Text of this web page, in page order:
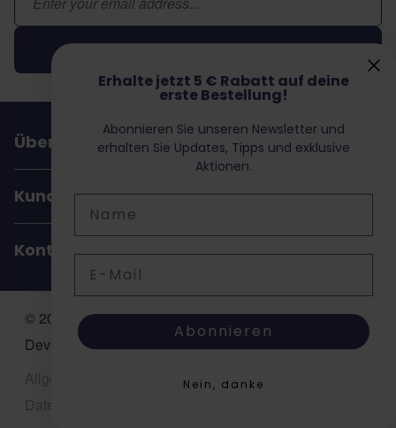
Abonnieren
Über Dochorse
Kundenservice
Kontakt
© 2026 Dochorse. All Rights Reserved. Design &
Development by -Accent Interactive
Allgemeine Geschäftsbedingungen (AGB)
Datenschutzerklärung
Erhalte jetzt 5 € Rabatt auf deine
erste Bestellung!
Abonnieren Sie unseren Newsletter und
erhalten Sie Updates, Tipps und exklusive
Aktionen.
Abonnieren
Nein, danke